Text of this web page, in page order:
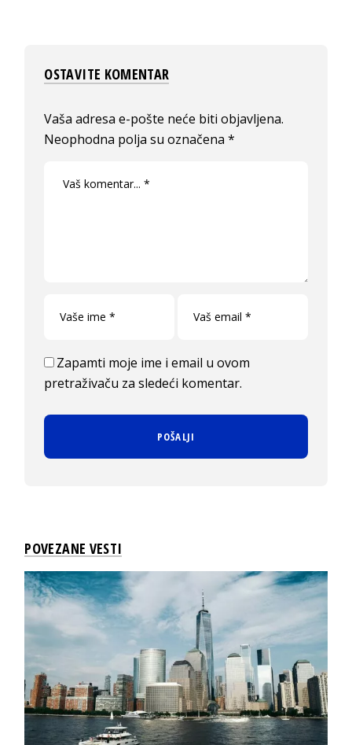
OSTAVITE KOMENTAR
Vaša adresa e-pošte neće biti objavljena.
Neophodna polja su označena*
Zapamti moje ime i email u ovom
pretraživaču za sledeći komentar.
POVEZANE VESTI